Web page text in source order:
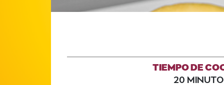
TIEMPO DE
20